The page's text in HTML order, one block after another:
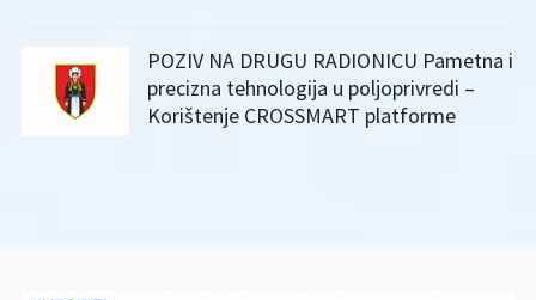
POZIV NA DRUGU RADIONICU Pametna i
precizna tehnologija u poljoprivredi –
Korištenje CROSSMART platforme